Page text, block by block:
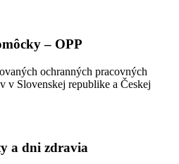
– OPP
ochranných pracovných
v Slovenskej republike a Českej
a dni zdravia